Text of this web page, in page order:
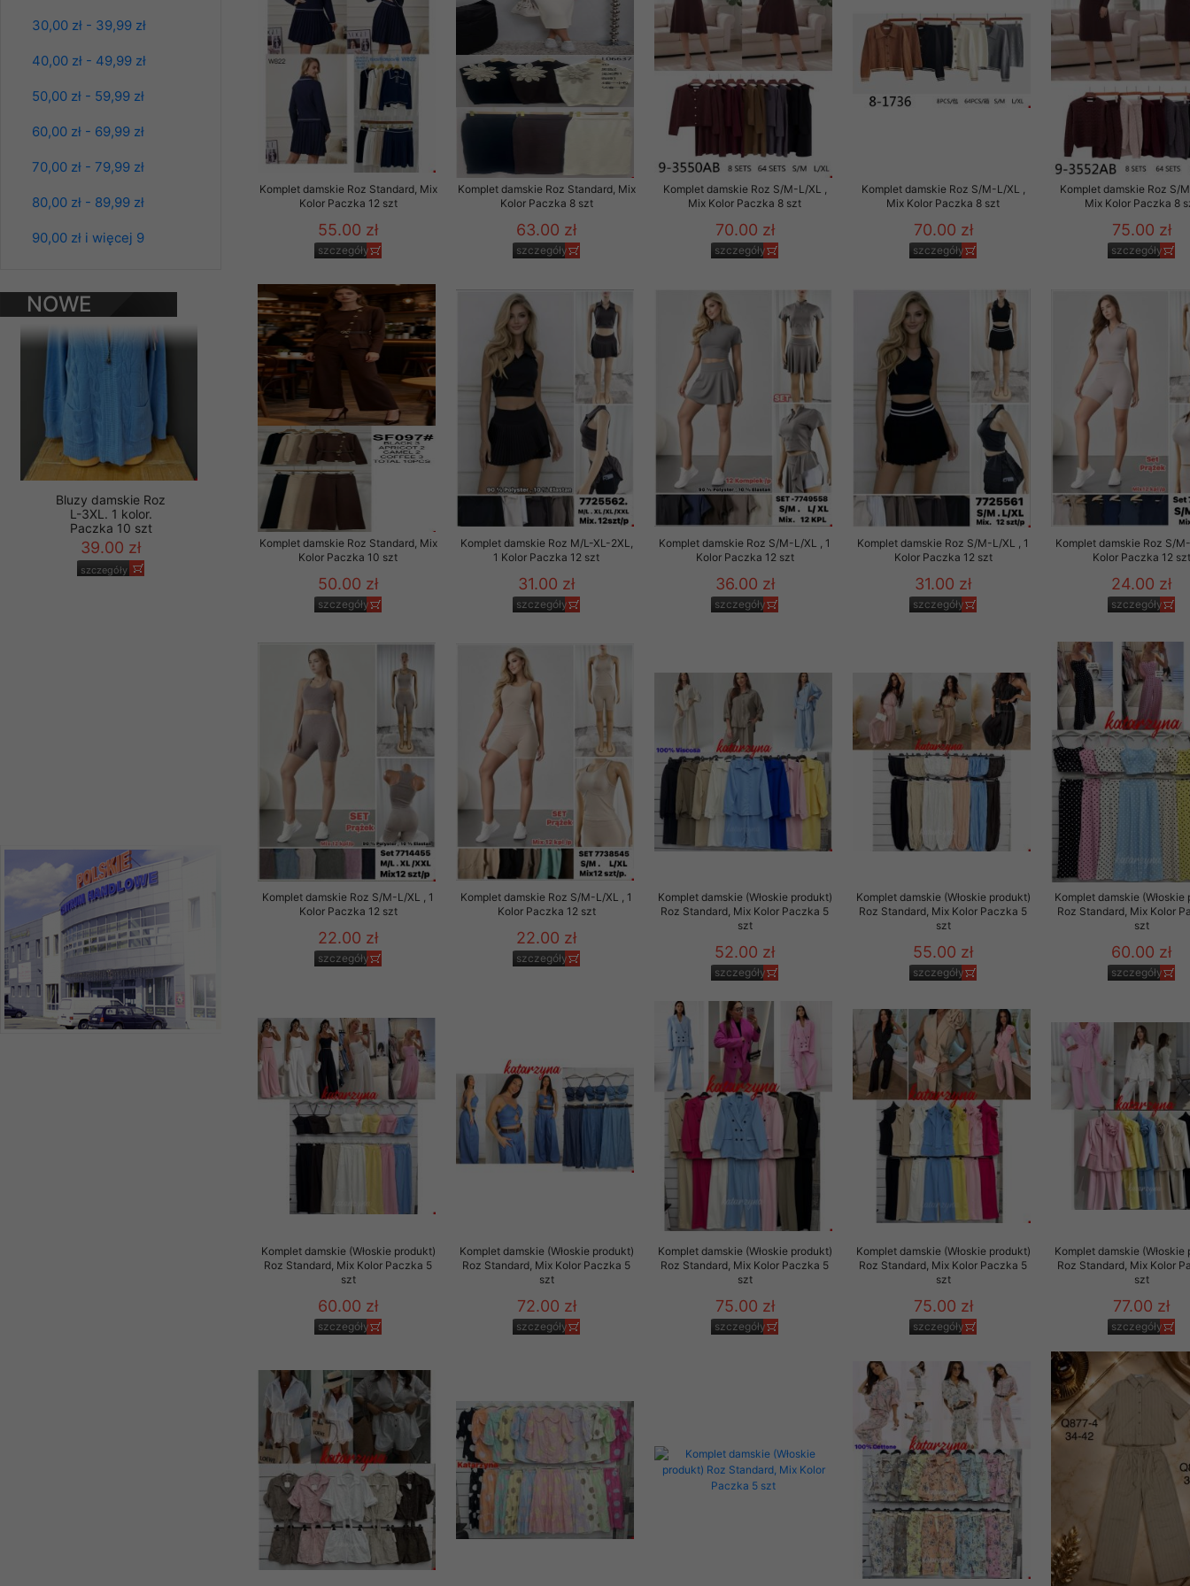
30,00 zł - 39,99 zł
40,00 zł - 49,99 zł
50,00 zł - 59,99 zł
60,00 zł - 69,99 zł
70,00 zł - 79,99 zł
80,00 zł - 89,99 zł
90,00 zł i więcej 9
NOWE
PRODUKTY
Bluzy damskie Roz
Paczka 10 szt
Bluzy damskie Roz
L-3XL. 1 kolor.
Paczka 10 szt
Komplet damskie Roz Standard, Mix
Kolor Paczka 12 szt
55.00 zł
szczegóły
Komplet damskie Roz Standard, Mix
Kolor Paczka 8 szt
63.00 zł
szczegóły
Komplet damskie Roz S/M-L/XL ,
Mix Kolor Paczka 8 szt
70.00 zł
szczegóły
Komplet damskie Roz S/M-L/XL ,
Mix Kolor Paczka 8 szt
70.00 zł
szczegóły
Komplet damskie Roz S/
Mix Kolor Paczka 8
75.00 zł
szczegóły
Komplet damskie Roz Standard, Mix
Kolor Paczka 10 szt
50.00 zł
szczegóły
Komplet damskie Roz M/L-XL-2XL,
1 Kolor Paczka 12 szt
31.00 zł
szczegóły
Komplet damskie Roz S/M-L/XL , 1
Kolor Paczka 12 szt
36.00 zł
szczegóły
Komplet damskie Roz S/M-L/XL , 1
Kolor Paczka 12 szt
31.00 zł
szczegóły
Komplet damskie Roz S/
Kolor Paczka 12 szt
24.00 zł
szczegóły
Komplet damskie Roz S/M-L/XL , 1
Kolor Paczka 12 szt
22.00 zł
szczegóły
Komplet damskie Roz S/M-L/XL , 1
Kolor Paczka 12 szt
22.00 zł
szczegóły
Komplet damskie (Włoskie produkt)
Roz Standard, Mix Kolor Paczka 5
szt
52.00 zł
szczegóły
Komplet damskie (Włoskie produkt)
Roz Standard, Mix Kolor Paczka 5
szt
55.00 zł
szczegóły
Komplet damskie (Włoskie
Roz Standard, Mix Kolor
szt
60.00 zł
szczegóły
Komplet damskie (Włoskie produkt)
Roz Standard, Mix Kolor Paczka 5
szt
60.00 zł
szczegóły
Komplet damskie (Włoskie produkt)
Roz Standard, Mix Kolor Paczka 5
szt
72.00 zł
szczegóły
Komplet damskie (Włoskie produkt)
Roz Standard, Mix Kolor Paczka 5
szt
75.00 zł
szczegóły
Komplet damskie (Włoskie produkt)
Roz Standard, Mix Kolor Paczka 5
szt
75.00 zł
szczegóły
Komplet damskie (Włoskie
Roz Standard, Mix Kolor
szt
77.00 zł
szczegóły
Materiały reklamowo - promocyjne wysyłamy Klientom jedynie wówczas, gdy wyrazili na to zgodę. Dotyczy to w
szczególności newslettera wysyłanego Klientowi, jeżeli potwierdzi wyraźnie wskazanego przez nas linka
zawierającego akceptację na otrzymywanie newslettera o aktualnych promocjach, rabatach i nowościach w
naszym Sklepie. Materiały te dotyczą wyłącznie oferty naszego Sklepu.
Wszelkie pytania, wnioski i sugestie odnoszące się do ochrony Państwa prywatności, w szczególności danych
osobowych prosimy zgłaszać na email